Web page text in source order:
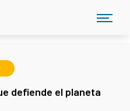
defiende el planeta